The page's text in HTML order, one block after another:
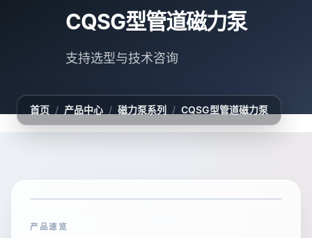
CQSG型管道磁力泵
支持选型与技术咨询
首页 / 产品中心 / 磁力泵系列 / CQSG型管道磁力泵
产品速览